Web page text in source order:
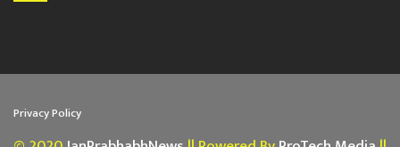
Privacy Policy